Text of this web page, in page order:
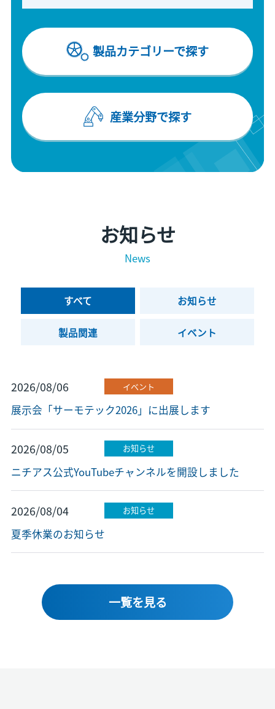
製品カテゴリーで探す
産業分野で探す
お知らせ
News
すべて お知らせ
製品関連 イベント
2026/08/06 イベント
展示会「サーモテック2026」に出展します
2026/08/05 お知らせ
ニチアス公式YouTubeチャンネルを開設しました
2026/08/04 お知らせ
夏季休業のお知らせ
一覧を見る